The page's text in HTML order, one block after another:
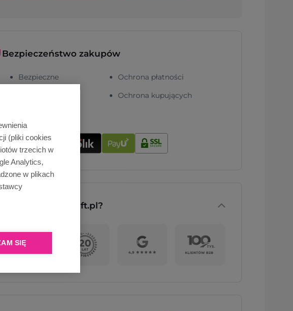
(pliki cookies
trzecich w
Analytics,
w plikach
SIĘ
Bezpieczeństwo zakupów
Bezpieczne
metody płatności
Ochrona płatności
Ochrona kupujących
Dlaczego OpenGift.pl?